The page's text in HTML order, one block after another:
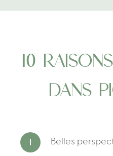
AVANTAGES
DOCUMENTS
10 RAISONS
DANS
1 Belles